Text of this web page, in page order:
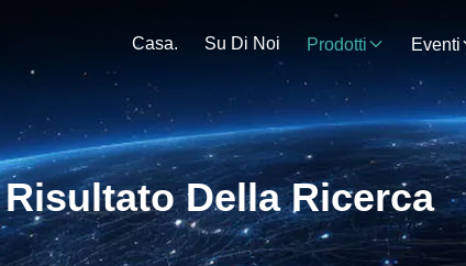
Casa. Su Di Noi Prodotti Eventi
Risultato Della Ricerca